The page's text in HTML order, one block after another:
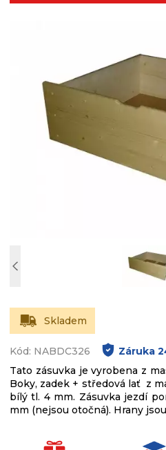
Skladem
Kód: NABDC326 Záruka
Tato zásuvka je vyrobena z
Boky, zadek + středová lať z
bílý tl. 4 mm. Zásuvka jezdí
mm (nejsou otočná). Hrany